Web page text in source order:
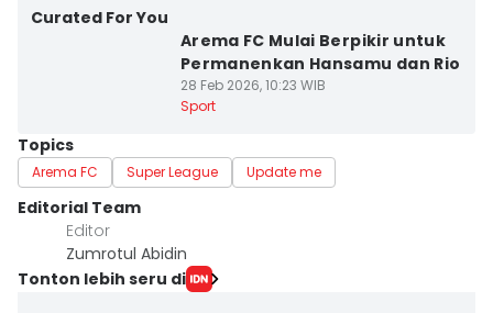
Curated For You
Arema FC Mulai Berpikir untuk
Permanenkan Hansamu dan Rio
28 Feb 2026, 10:23 WIB
Sport
Topics
Arema FC Super League Update me
Editorial Team
Editor
Zumrotul Abidin
Tonton lebih seru di